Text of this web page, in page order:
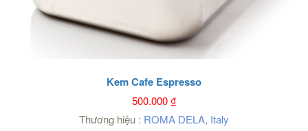
Kem Cafe Espresso
500.000₫
Thương hiệu : ROMA DELA, Italy